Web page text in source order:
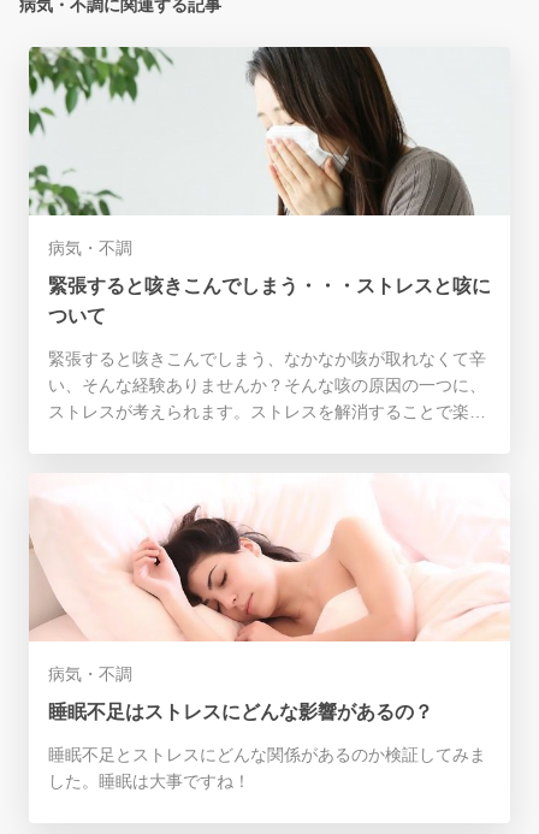
病気・不調に関連する記事
病気・不調
緊張すると咳きこんでしまう・・・ストレスと咳に
ついて
緊張すると咳きこんでしまう、なかなか咳が取れなくて辛
い、そんな経験ありませんか？そんな咳の原因の一つに、
ストレスが考えられます。ストレスを解消することで楽に
病気・不調
睡眠不足はストレスにどんな影響があるの？
睡眠不足とストレスにどんな関係があるのか検証してみま
した。睡眠は大事ですね！